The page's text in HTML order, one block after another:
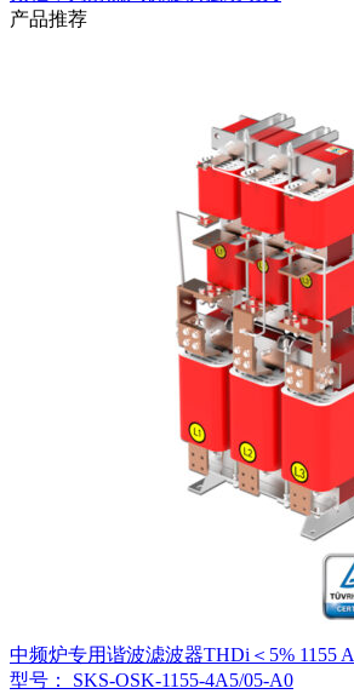
产品推荐
中频炉专用谐波滤波器THDi＜5% 1155 A
型号： SKS-OSK-1155-4A5/05-A0